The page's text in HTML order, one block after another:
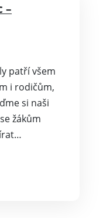
–
patří všem
i rodičům,
si naši
žákům